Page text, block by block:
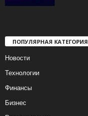
ПОПУЛЯРНАЯ КАТЕГОРИЯ
Новости
Технологии
Финансы
Бизнес